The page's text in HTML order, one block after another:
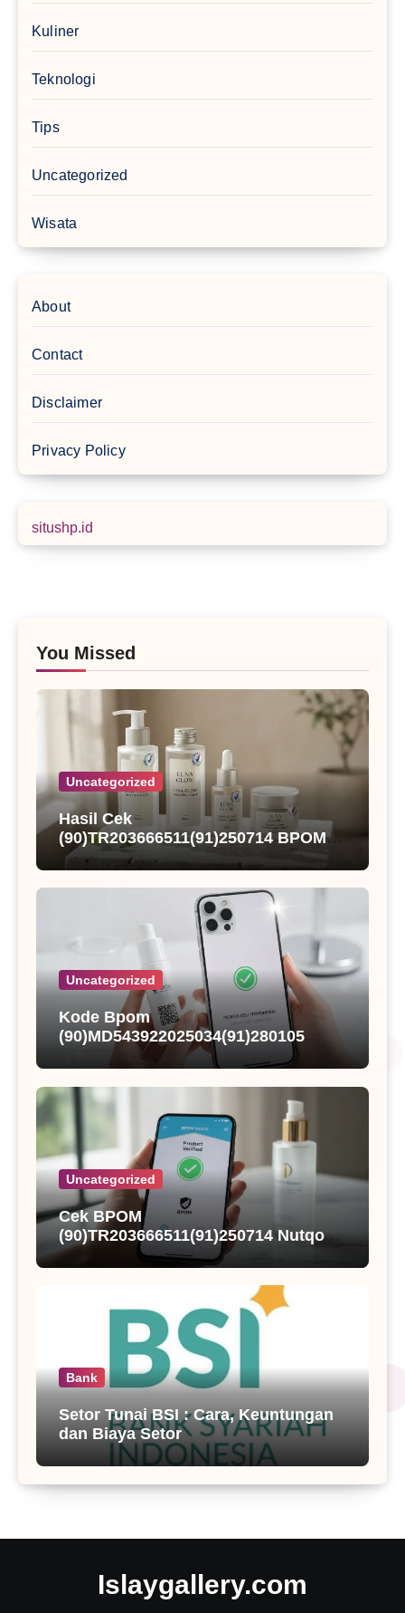
Kuliner
Teknologi
Tips
Uncategorized
Wisata
About
Contact
Disclaimer
Privacy Policy
situshp.id
You Missed
Uncategorized
Hasil Cek
(90)TR203666511(91)250714 BPOM
dan Status Registrasi Nutqoh
Holanda Propolis
Uncategorized
Kode Bpom
(90)MD543922025034(91)280105
Kings Fisher Sarden Dalam Saus
Tomat
Uncategorized
Cek BPOM
(90)TR203666511(91)250714 Nutqoh
Holanda Propolis
Bank
Setor Tunai BSI : Cara, Keuntungan
dan Biaya Setor
Islaygallery.com